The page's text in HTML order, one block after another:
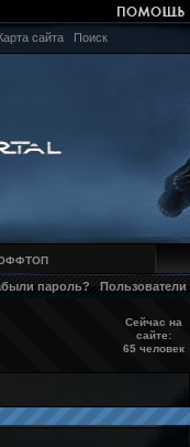
сайта Поиск
пароль? Пользователи
Сейчас на
сайте:
65 человек